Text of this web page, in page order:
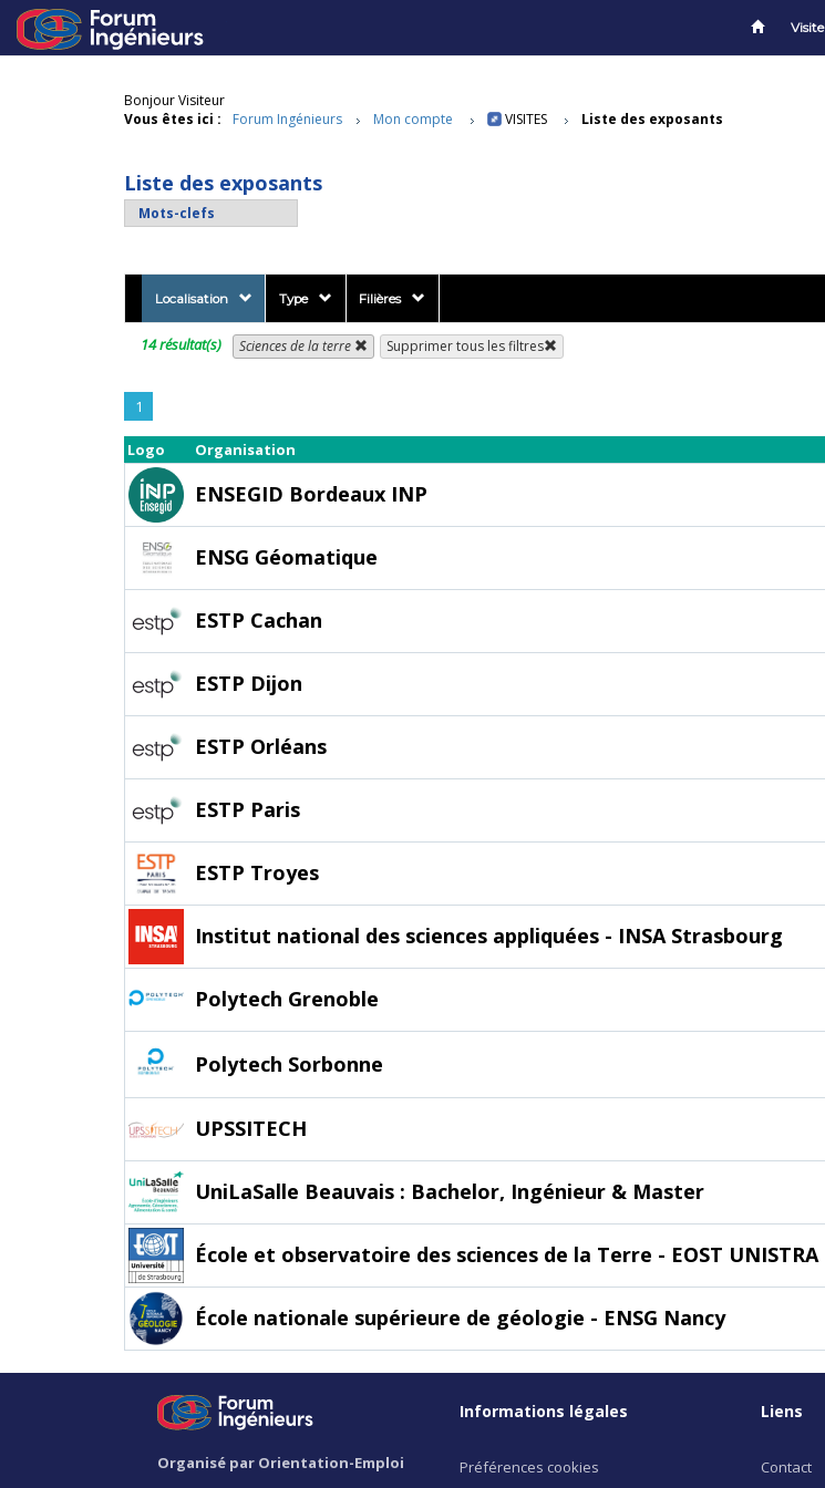
Visite
Bonjour Visiteur
Vous êtes ici :
Forum Ingénieurs Mon compte VISITES Liste des exposants
Liste des exposants
Localisation Type Filières
14 résultat(s) Sciences de la terre Supprimer tous les filtres
1
Logo Organisation
ENSEGID Bordeaux INP
ENSG Géomatique
ESTP Cachan
ESTP Dijon
ESTP Orléans
ESTP Paris
ESTP Troyes
Institut national des sciences appliquées - INSA Strasbourg
Polytech Grenoble
Polytech Sorbonne
UPSSITECH
UniLaSalle Beauvais : Bachelor, Ingénieur & Master
École et observatoire des sciences de la Terre - EOST UNISTRA
École nationale supérieure de géologie - ENSG Nancy
Organisé par Orientation-Emploi
Informations légales
Préférences cookies
Liens
Contact